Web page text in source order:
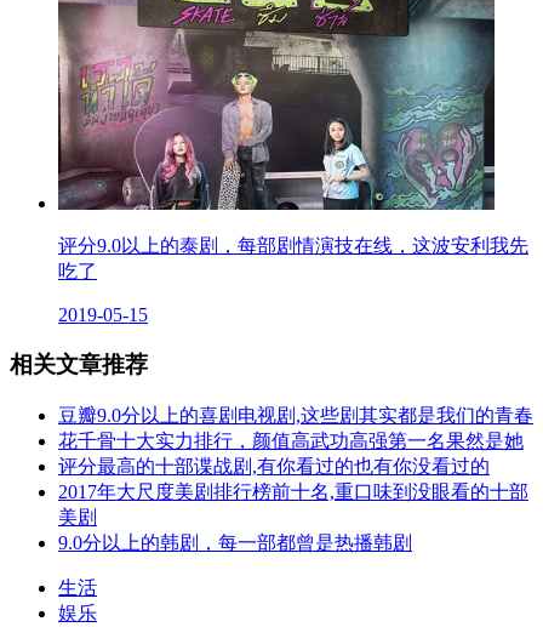
评分9.0以上的泰剧，每部剧情演技在线，这波安利我先
吃了
2019-05-15
相关文章推荐
豆瓣9.0分以上的喜剧电视剧,这些剧其实都是我们的青春
花千骨十大实力排行，颜值高武功高强第一名果然是她
评分最高的十部谍战剧,有你看过的也有你没看过的
2017年大尺度美剧排行榜前十名,重口味到没眼看的十部
美剧
9.0分以上的韩剧，每一部都曾是热播韩剧
生活
娱乐